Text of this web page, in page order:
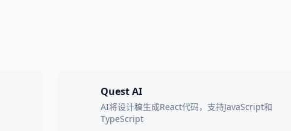
Quest AI
AI将设计稿生成React代码，支持JavaScript和
TypeScript